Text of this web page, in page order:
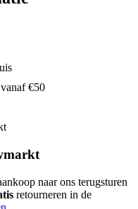
€50
naar ons terugsturen
retourneren in de